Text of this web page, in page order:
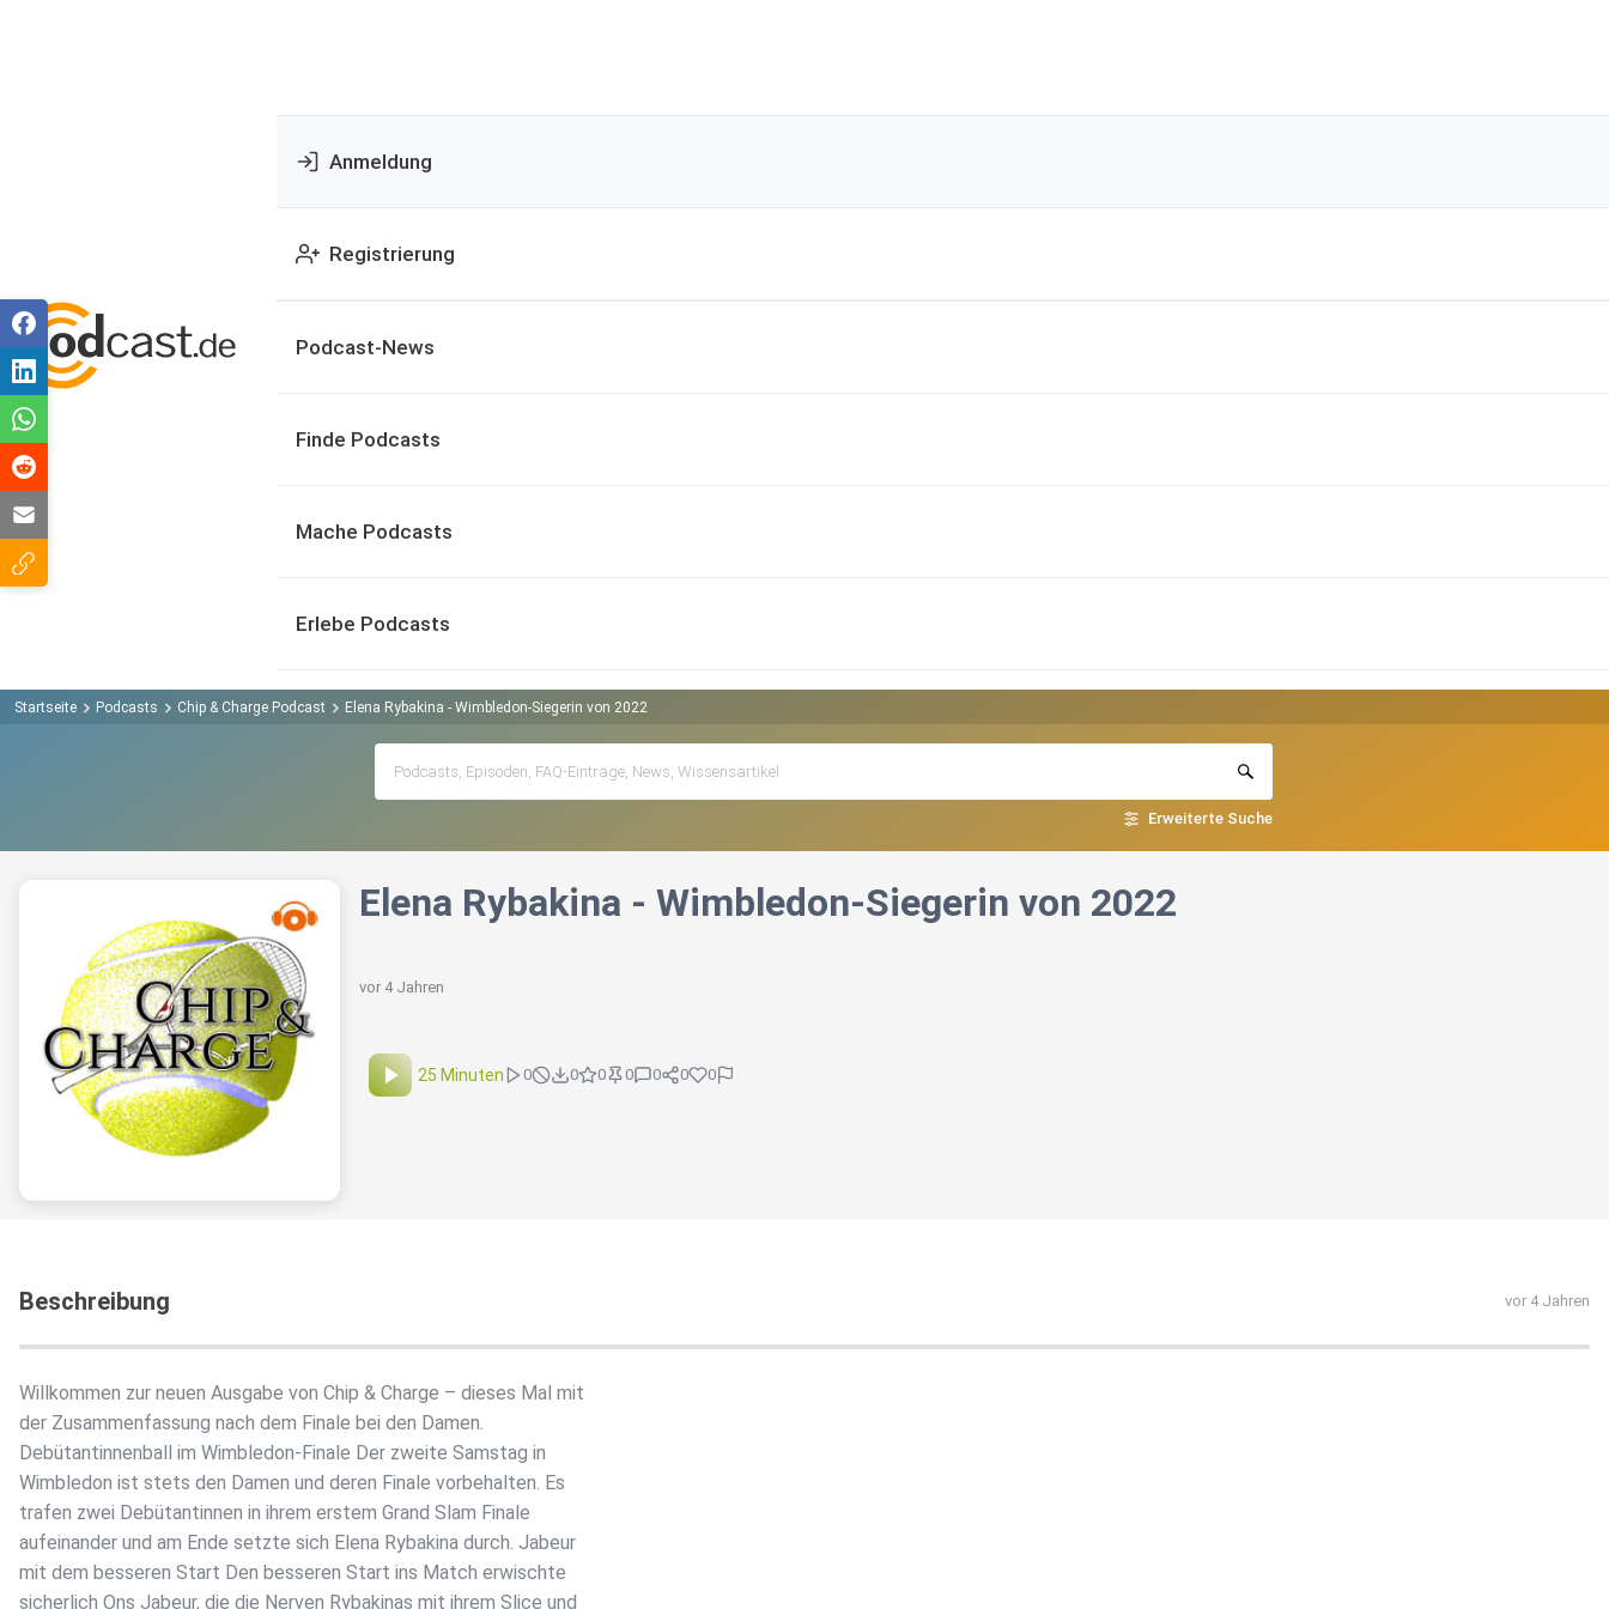
Anmeldung
Registrierung
Podcast-News
Finde Podcasts
Mache Podcasts
Erlebe Podcasts
Startseite Podcasts Chip & Charge Podcast Elena Rybakina - Wimbledon-Siegerin von 2022
Erweiterte Suche
Elena Rybakina - Wimbledon-Siegerin von 2022
vor 4 Jahren
25 Minuten 0 0 0 0 0 0 0
Beschreibung vor 4 Jahren
Willkommen zur neuen Ausgabe von Chip & Charge – dieses Mal mit
der Zusammenfassung nach dem Finale bei den Damen.
Debütantinnenball im Wimbledon-Finale Der zweite Samstag in
Wimbledon ist stets den Damen und deren Finale vorbehalten. Es
trafen zwei Debütantinnen in ihrem erstem Grand Slam Finale
aufeinander und am Ende setzte sich Elena Rybakina durch. Jabeur
mit dem besseren Start Den besseren Start ins Match erwischte
sicherlich Ons Jabeur, die die Nerven Rybakinas mit ihrem Slice und